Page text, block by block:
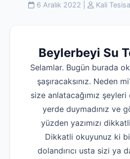
6 Aralık 2022 Kali
Beylerbeyi Su
Selamlar. Bugün burada
şaşıracaksınız. Neden
size anlatacağımız
yerde duymadınız ve
yüzden yazımızı
Dikkatli okuyunuz ki
dolandırıcı usta sizi ya